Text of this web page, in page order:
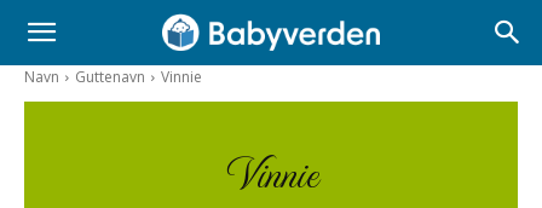
Navn Guttenavn Vinnie
Vinnie